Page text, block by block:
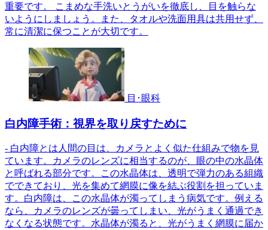
重要です。 こまめな手洗いとうがいを徹底し、目を触らな
いようにしましょう。また、タオルや洗面用具は共用せず、
常に清潔に保つことが大切です。
目･眼科
白内障手術：視界を取り戻すために
- 白内障とは人間の目は、カメラとよく似た仕組みで物を見
ています。カメラのレンズに相当するのが、眼の中の水晶体
と呼ばれる部分です。この水晶体は、透明で弾力のある組織
でできており、光を集めて網膜に像を結ぶ役割を担っていま
す。白内障は、この水晶体が濁ってしまう病気です。例える
なら、カメラのレンズが曇ってしまい、光がうまく通過でき
なくなる状態です。水晶体が濁ると、光がうまく網膜に届か